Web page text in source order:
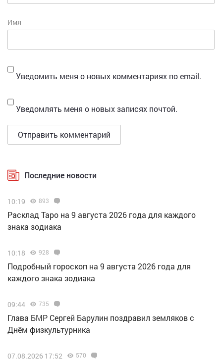
Имя
Уведомить меня о новых комментариях по email.
Уведомлять меня о новых записях почтой.
Последние новости
10:19 893
Расклад Таро на 9 августа 2026 года для каждого
знака зодиака
10:18 928
Подробный гороскоп на 9 августа 2026 года для
каждого знака зодиака
09:44 735
Глава БМР Сергей Барулин поздравил земляков с
Днём физкультурника
07.08.2026 17:52 570